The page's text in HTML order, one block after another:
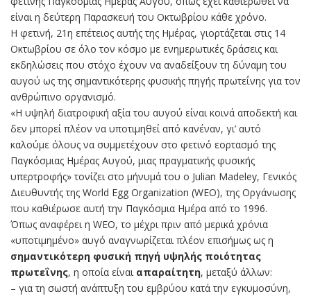
είναι η δεύτερη Παρασκευή του Οκτωβρίου κάθε χρόνο.
Η φετινή, 21η επέτειος αυτής της Ημέρας, γιορτάζεται στις 14
Οκτωβρίου σε όλο τον κόσμο με ενημερωτικές δράσεις και
εκδηλώσεις που στόχο έχουν να αναδείξουν τη δύναμη του
αυγού ως της σημαντικότερης φυσικής πηγής πρωτεΐνης για τον
ανθρώπινο οργανισμό.
«Η υψηλή διατροφική αξία του αυγού είναι κοινά αποδεκτή και
δεν μπορεί πλέον να υποτιμηθεί από κανέναν, γι’ αυτό
καλούμε όλους να συμμετέχουν στο φετινό εορτασμό της
Παγκόσμιας Ημέρας Αυγού, μιας πραγματικής φυσικής
υπερτροφής» τονίζει στο μήνυμά του ο Julian Madeley, Γενικός
Διευθυντής της World Egg Organization (WEO), της Οργάνωσης
που καθιέρωσε αυτή την Παγκόσμια Ημέρα από το 1996.
Όπως αναφέρει η WEO, το μέχρι πριν από μερικά χρόνια
«υποτιμημένο» αυγό αναγνωρίζεται πλέον επισήμως ως η
σημαντικότερη φυσική πηγή υψηλής ποιότητας
πρωτεΐνης, η οποία είναι απαραίτητη, μεταξύ άλλων:
– για τη σωστή ανάπτυξη του εμβρύου κατά την εγκυμοσύνη,